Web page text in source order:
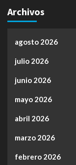
Archivos
agosto 2026
julio 2026
junio 2026
mayo 2026
abril 2026
marzo 2026
febrero 2026